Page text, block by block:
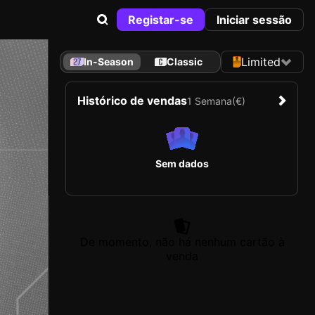
Registar-se Iniciar sessão
In-Season Classic Limited
Histórico de vendas1 Semana(€)
Sem dados